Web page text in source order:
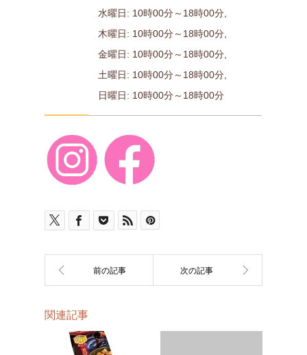
水曜日: 10時00分～18時00分,
木曜日: 10時00分～18時00分,
金曜日: 10時00分～18時00分,
土曜日: 10時00分～18時00分,
日曜日: 10時00分～18時00分
関連記事